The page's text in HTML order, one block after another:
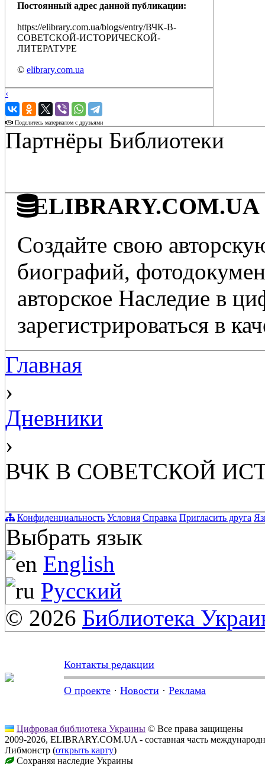
Постоянный адрес данной публикации:
https://elibrary.com.ua/blogs/entry/ВЧК-В-
СОВЕТСКОЙ-ИСТОРИЧЕСКОЙ-
ЛИТЕРАТУРЕ
© elibrary.com.ua
‹
›
Поделитесь материалом с друзьями
Партнёры Библиотеки
ELIBRARY.COM.UA
Создайте свою
биографий,
авторское Наследие в
зарегистрироваться в
Главная
›
Дневники
›
ВЧК В СОВЕТСКОЙ
Конфиденциальность Условия Справка Пригласить друга
Выбрать язык
English
Русский
© 2026 Библиотека
Контакты редакции
О проекте · Новости · Реклама
Цифровая библиотека Украины © Все права защищены
2009-2026, ELIBRARY.COM.UA - составная часть
Либмонстр (открыть карту)
Сохраняя наследие Украины